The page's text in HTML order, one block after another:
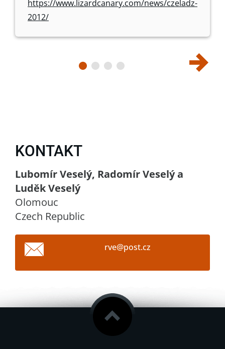
https://www.lizardcanary.com/news/czeladz-
2012/
KONTAKT
Lubomír Veselý, Radomír Veselý a
Luděk Veselý
Olomouc
Czech Republic
rve@post.cz